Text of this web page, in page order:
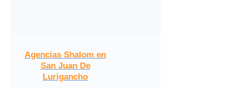
Agencias Shalom en
San Juan De
Lurigancho